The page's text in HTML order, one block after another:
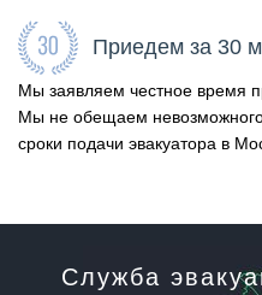
Приедем за 30
Мы заявляем честное время
Мы не обещаем
сроки подачи эвакуатора в
Служба